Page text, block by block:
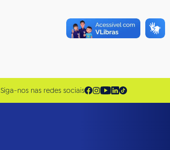
Siga-nos nas redes sociais